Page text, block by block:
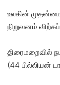
உலகின்
நிறுவனம்
திரைமறைவில்
(44 பில்லியன்